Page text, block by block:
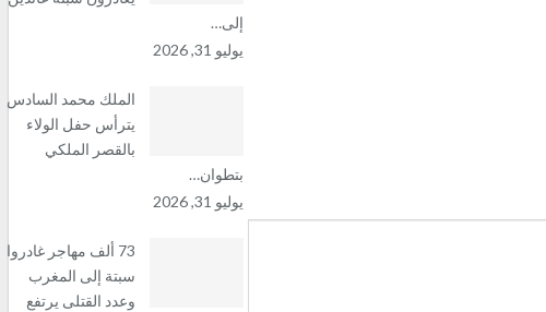
إلى…
يوليو 31, 2026
الملك محمد السادس
يترأس حفل الولاء
بالقصر الملكي
بتطوان…
يوليو 31, 2026
73 ألف مهاجر غادروا
سبتة إلى المغرب
وعدد القتلى يرتفع